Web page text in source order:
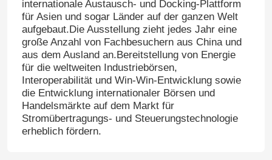
internationale Austausch- und Docking-Plattform
für Asien und sogar Länder auf der ganzen Welt
aufgebaut.Die Ausstellung zieht jedes Jahr eine
große Anzahl von Fachbesuchern aus China und
aus dem Ausland an.Bereitstellung von Energie
für die weltweiten Industriebörsen,
Interoperabilität und Win-Win-Entwicklung sowie
die Entwicklung internationaler Börsen und
Handelsmärkte auf dem Markt für
Stromübertragungs- und Steuerungstechnologie
erheblich fördern.